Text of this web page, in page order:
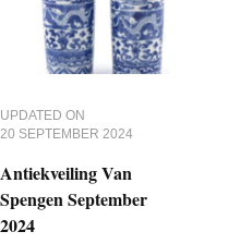
UPDATED ON
20 SEPTEMBER 2024
Antiekveiling Van
Spengen September
2024